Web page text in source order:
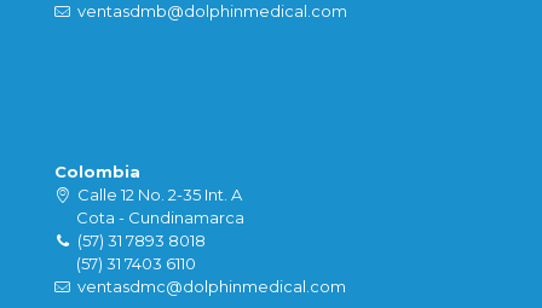
ventasdmb@dolphinmedical.com
Colombia
Calle 12 No. 2-35 Int. A
Cota - Cundinamarca
(57) 31 7893 8018
(57) 31 7403 6110
ventasdmc@dolphinmedical.com